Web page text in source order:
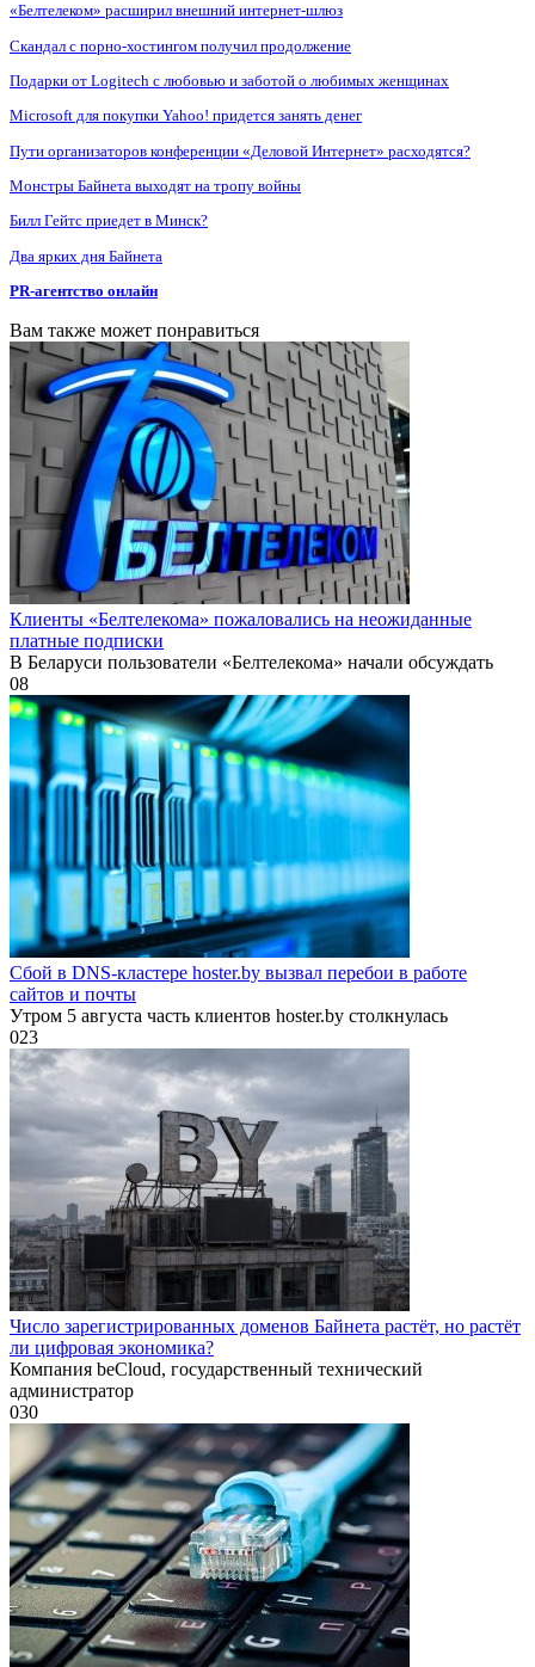
«Белтелеком» расширил внешний интернет-шлюз
Скандал с порно-хостингом получил продолжение
Подарки от Logitech с любовью и заботой о любимых женщинах
Microsoft для покупки Yahoo! придется занять денег
Пути организаторов конференции «Деловой Интернет» расходятся?
Монстры Байнета выходят на тропу войны
Билл Гейтс приедет в Минск?
Два ярких дня Байнета
PR-агентство онлайн
Вам также может понравиться
Клиенты «Белтелекома» пожаловались на неожиданные
платные подписки
В Беларуси пользователи «Белтелекома» начали обсуждать
08
Сбой в DNS-кластере hoster.by вызвал перебои в работе
сайтов и почты
Утром 5 августа часть клиентов hoster.by столкнулась
023
Число зарегистрированных доменов Байнета растёт, но растёт
ли цифровая экономика?
Компания beCloud, государственный технический
администратор
030